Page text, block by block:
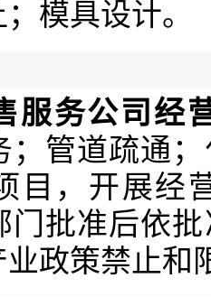
模具设计。
服务公司经
；管道疏通
目，开展经
门批准后依
政策禁止和